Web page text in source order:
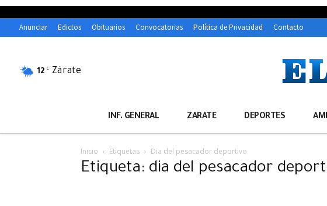
Anunciar Edictos Obituarios Convocatorias Política de Privacidad Contacto
12 C Zárate
INF. GENERAL ZARATE DEPORTES
Inicio Etiquetas Dia del pesacador deportivo
Etiqueta: dia del pesacador